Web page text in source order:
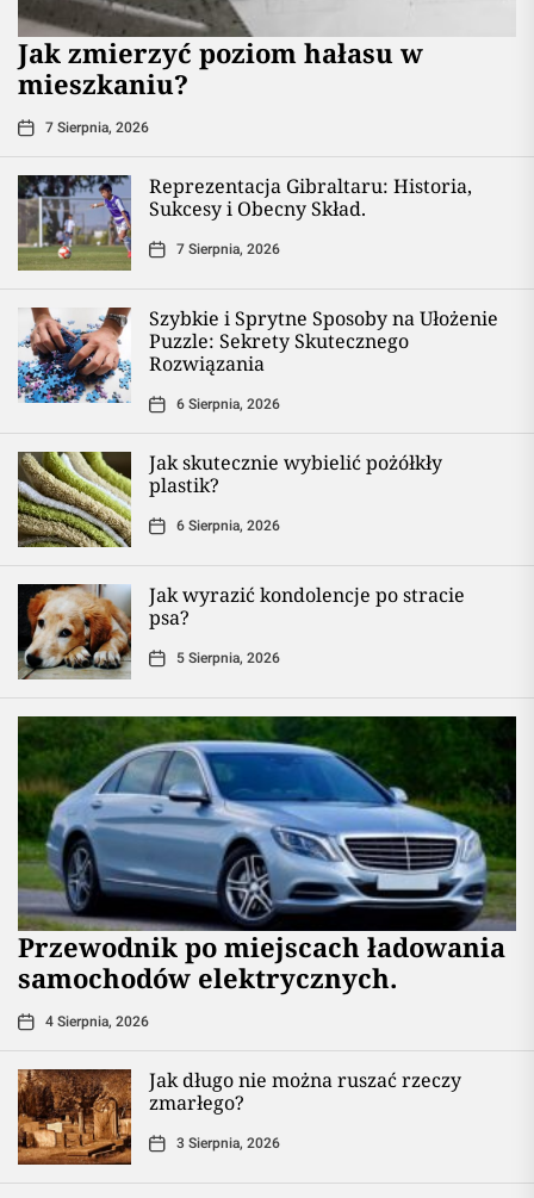
Jak zmierzyć poziom hałasu w
mieszkaniu?
7 Sierpnia, 2026
Reprezentacja Gibraltaru: Historia,
Sukcesy i Obecny Skład.
7 Sierpnia, 2026
Szybkie i Sprytne Sposoby na Ułożenie
Puzzle: Sekrety Skutecznego
Rozwiązania
6 Sierpnia, 2026
Jak skutecznie wybielić pożółkły
plastik?
6 Sierpnia, 2026
Jak wyrazić kondolencje po stracie
psa?
5 Sierpnia, 2026
Przewodnik po miejscach ładowania
samochodów elektrycznych.
4 Sierpnia, 2026
Jak długo nie można ruszać rzeczy
zmarłego?
3 Sierpnia, 2026